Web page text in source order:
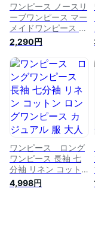
ワンピース ノースリ
ーブワンピース マー
メイドワンピース ナ
チュラル シンプル
大きいサイズ ゆった
り きれいめ 大人 30
代 40代 50代 マタニ
ティ 体型カバー 大
人可愛い 春夏 春
夏ワンピース
NP2088
2,290円
ワンピース ロング
ワンピース 長袖 七
分袖 リネン コット
ン ロングワンピース
カジュアル 服 大人
4,998円